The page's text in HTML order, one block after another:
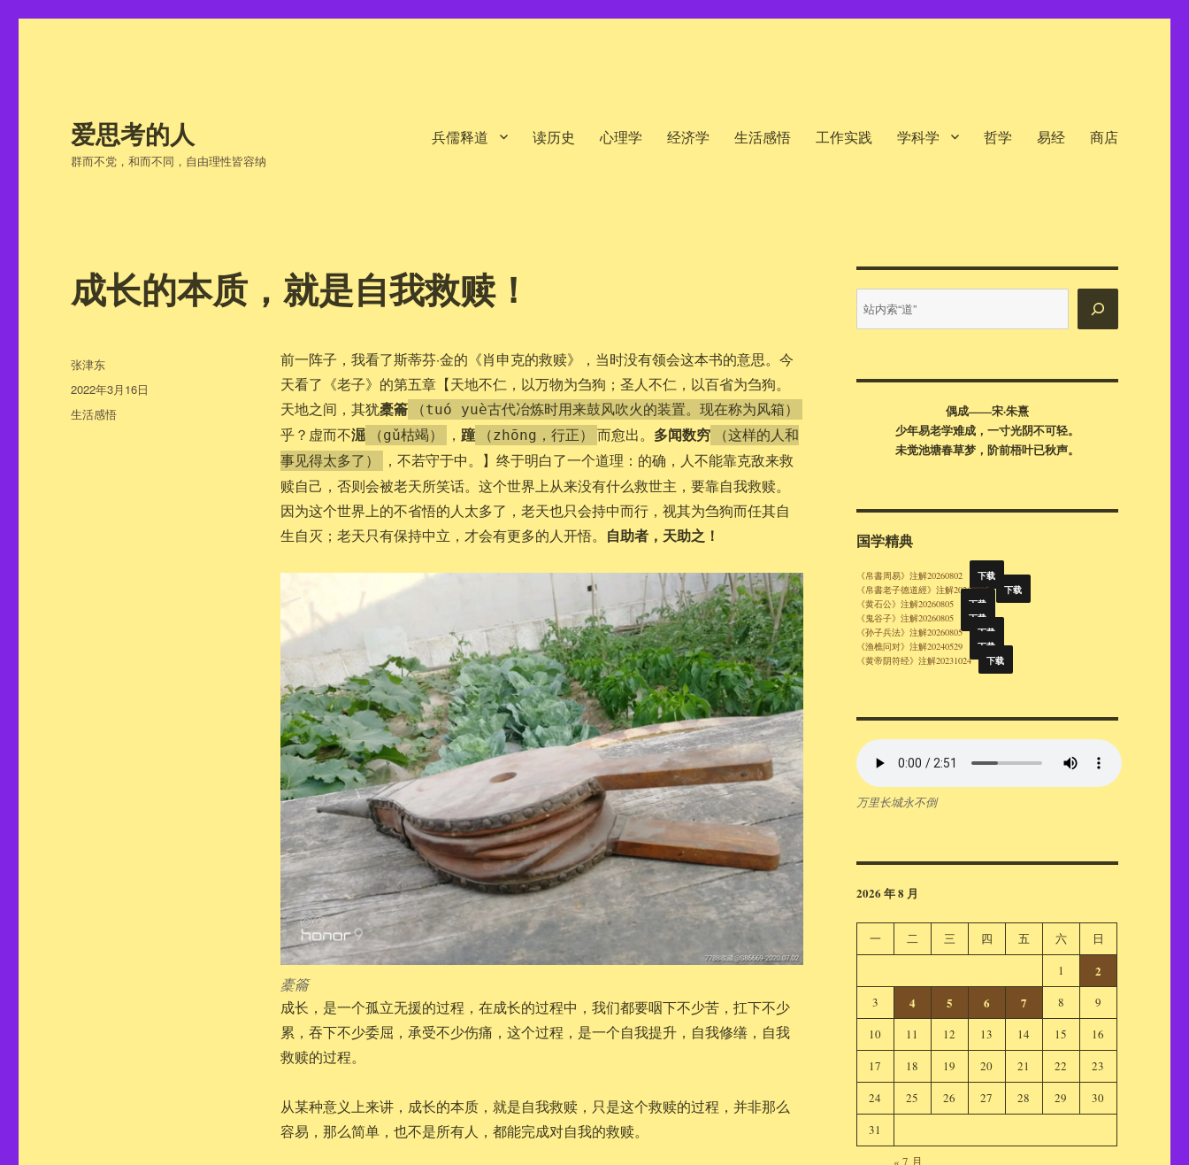
爱思考的人
群而不党，和而不同，自由理性皆容纳
兵儒释道 读历史 心理学 经济学 生活感悟 工作实践 学科学 哲学 易经 商店
成长的本质，就是自我救赎！
前一阵子，我看了斯蒂芬·金的《肖申克的救赎》，当时没有领会这本书的意思。今
天看了《老子》的第五章【天地不仁，以万物为刍狗；圣人不仁，以百省为刍狗。
天地之间，其犹橐籥 （tuó yuè古代冶炼时用来鼓风吹火的装置。现在称为风箱）
乎？虚而不淈 （gǔ枯竭） ， 蹱 （zhōng，行正） 而愈出。 多闻数穷
（这样的人和
事见得太多了）
，不若守于中。】终于明白了一个道理：的确，人不能靠克敌来救
赎自己，否则会被老天所笑话。这个世界上从来没有什么救世主，要靠自我救赎。
因为这个世界上的不省悟的人太多了，老天也只会持中而行，视其为刍狗而任其自
生自灭；老天只有保持中立，才会有更多的人开悟。 自助者，天助之！
橐籥
成长，是一个孤立无援的过程，在成长的过程中，我们都要咽下不少苦，扛下不少
累，吞下不少委屈，承受不少伤痛，这个过程，是一个自我提升，自我修缮，自我
救赎的过程。
从某种意义上来讲，成长的本质，就是自我救赎，只是这个救赎的过程，并非那么
容易，那么简单，也不是所有人，都能完成对自我的救赎。
作
者
张津东
发
布
于
2022年3月16日
分
生活感悟
内
搜
偶成——宋·朱熹
少年易老学难成，一寸光阴不可轻。
未觉池塘春草梦，阶前梧叶已秋声。
国学精典
《帛書周易》注解20260802 下载
《帛書老子德道經》注解20260805 下载
《黄石公》注解20260805 下载
《鬼谷子》注解20260805 下载
《孙子兵法》注解20260805 下载
《渔樵问对》注解20240529 下载
《黄帝阴符经》注解20231024 下载
万里长城永不倒
2026 年 8 月
一 二 三 四 五 六
日
1
2
3 4 5 6 7 8
9
10
11 12 13 14 15
16
17
18 19 20 21 22
23
24
25 26 27 28 29
30
31
« 7 月